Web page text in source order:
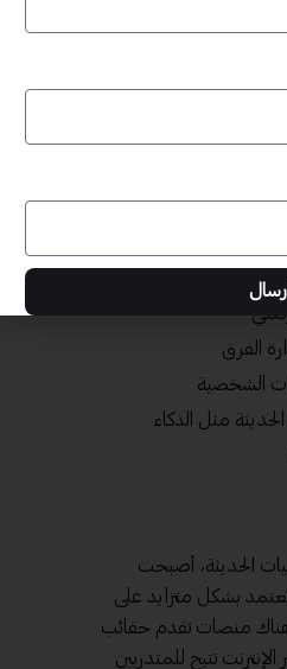
الفرق
الشخصية
الحديثة مثل الذكاء
الحديثة، أصبحت
تعتمد بشكل متزايد على
هناك منصات تقدم حقائب
الإنترنت تتيح للمتدربين
ارسال